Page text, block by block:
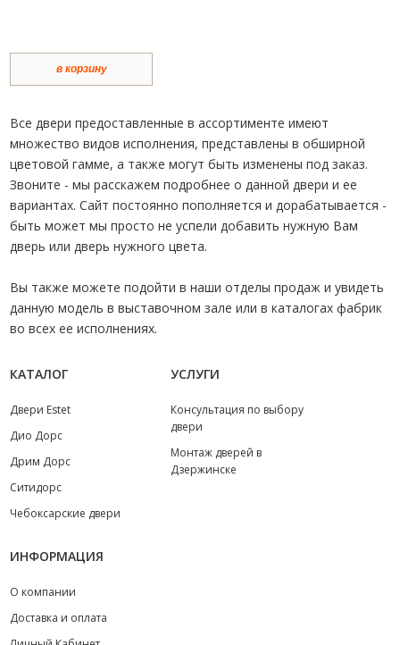
в корзину
Все двери предоставленные в ассортименте имеют
множество видов исполнения, представлены в обширной
цветовой гамме, а также могут быть изменены под заказ.
Звоните - мы расскажем подробнее о данной двери и ее
вариантах. Сайт постоянно пополняется и дорабатывается -
быть может мы просто не успели добавить нужную Вам
дверь или дверь нужного цвета.
Вы также можете подойти в наши отделы продаж и увидеть
данную модель в выставочном зале или в каталогах фабрик
во всех ее исполнениях.
КАТАЛОГ
Двери Estet
Дио Дорс
Дрим Дорс
Ситидорс
Чебоксарские двери
УСЛУГИ
Консультация по выбору
двери
Монтаж дверей в
Дзержинске
ИНФОРМАЦИЯ
О компании
Доставка и оплата